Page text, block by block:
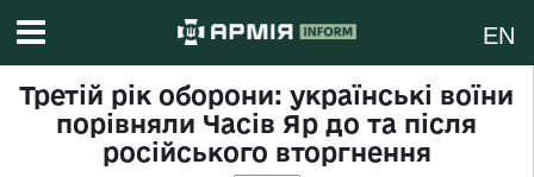
EN
Третій рік оборони: українські воїни
порівняли Часів Яр до та після
російського вторгнення